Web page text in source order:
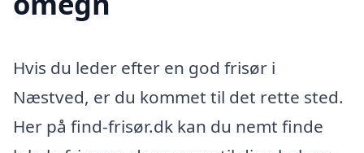
Hvis du leder efter en god frisør i
Næstved, er du kommet til det rette sted.
Her på find-frisør.dk kan du nemt finde